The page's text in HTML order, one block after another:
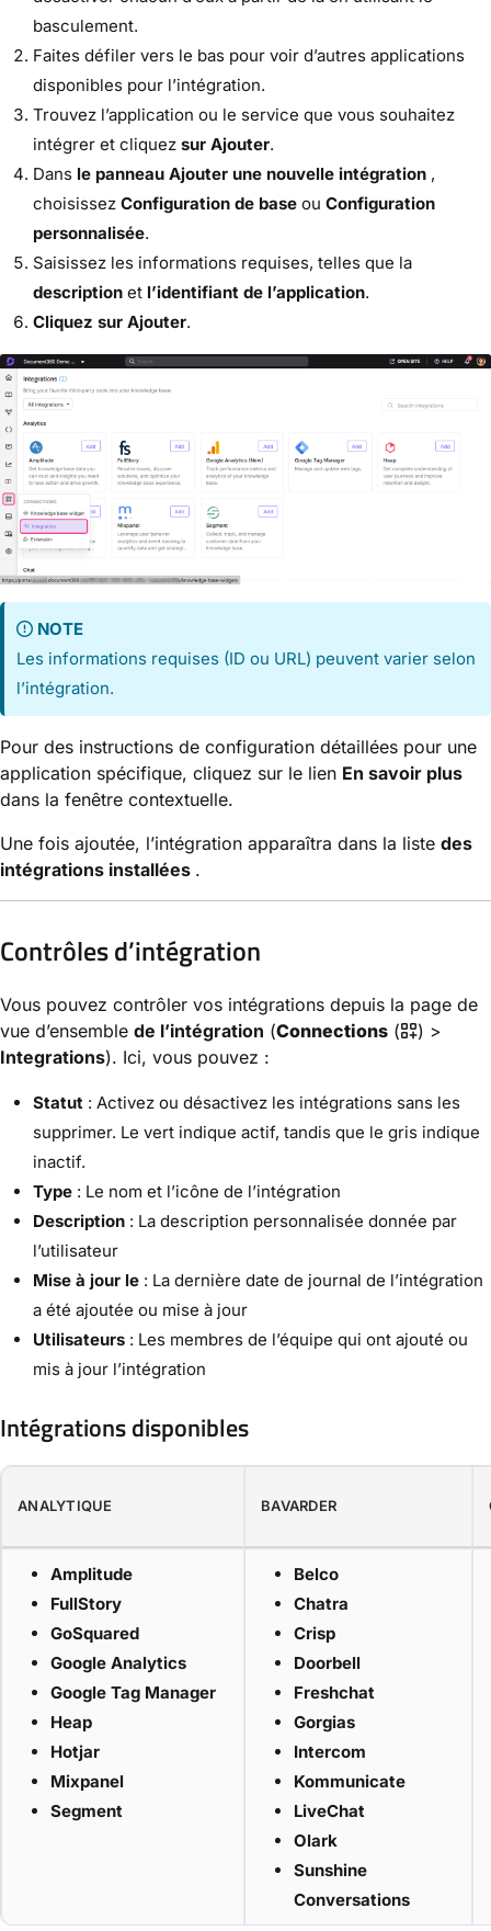
basculement.
Faites défiler vers le bas pour voir d’autres applications
disponibles pour l’intégration.
Trouvez l’application ou le service que vous souhaitez
intégrer et cliquez sur Ajouter.
Dans le panneau Ajouter une nouvelle intégration ,
choisissez Configuration de base ou Configuration
personnalisée.
Saisissez les informations requises, telles que la
description et l’identifiant de l’application.
Cliquez sur Ajouter.
NOTE
Les informations requises (ID ou URL) peuvent varier selon
l’intégration.
Pour des instructions de configuration détaillées pour une
application spécifique, cliquez sur le lien En savoir plus
dans la fenêtre contextuelle.
Une fois ajoutée, l’intégration apparaîtra dans la liste des
intégrations installées .
Contrôles d’intégration
Vous pouvez contrôler vos intégrations depuis la page de
vue d’ensemble de l’intégration (Connections (
) >
Integrations). Ici, vous pouvez :
Statut : Activez ou désactivez les intégrations sans les
supprimer. Le vert indique actif, tandis que le gris indique
inactif.
Type : Le nom et l’icône de l’intégration
Description : La description personnalisée donnée par
l’utilisateur
Mise à jour le : La dernière date de journal de l’intégration
a été ajoutée ou mise à jour
Utilisateurs : Les membres de l’équipe qui ont ajouté ou
mis à jour l’intégration
Intégrations disponibles
ANALYTIQUE BAVARDER
Amplitude
FullStory
GoSquared
Google Analytics
Google Tag Manager
Heap
Hotjar
Mixpanel
Segment
Belco
Chatra
Crisp
Doorbell
Freshchat
Gorgias
Intercom
Kommunicate
LiveChat
Olark
Sunshine
Conversations